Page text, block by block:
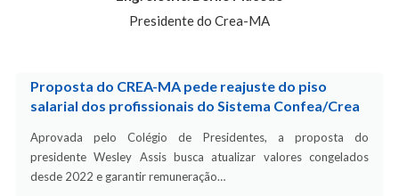
Presidente do Crea-MA
Proposta do CREA-MA pede reajuste do piso
salarial dos profissionais do Sistema Confea/Crea
Aprovada pelo Colégio de Presidentes, a proposta do
presidente Wesley Assis busca atualizar valores congelados
desde 2022 e garantir remuneração…